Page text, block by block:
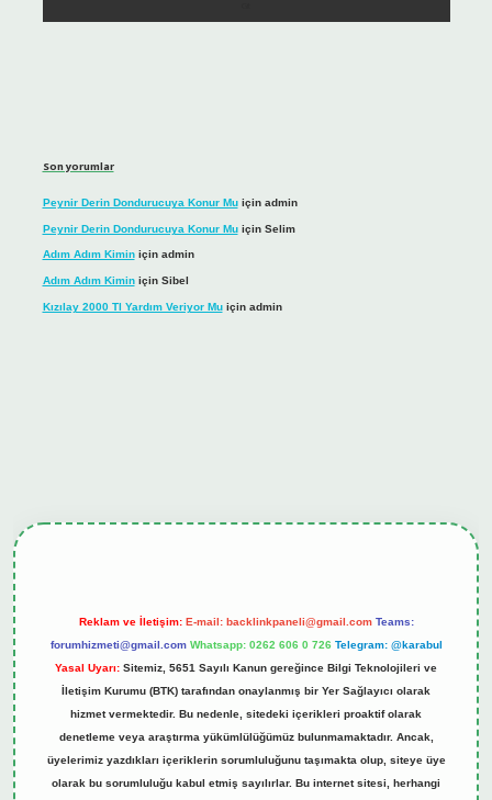
Son yorumlar
Peynir Derin Dondurucuya Konur Muiçin admin
Peynir Derin Dondurucuya Konur Muiçin Selim
Adım Adım Kiminiçin admin
Adım Adım Kiminiçin Sibel
Kızılay 2000 Tl Yardım Veriyor Muiçin admin
Reklam ve İletişim: E-mail: backlinkpaneli@gmail.com Teams:
forumhizmeti@gmail.com Whatsapp: 0262 606 0 726 Telegram: @karabul
Yasal Uyarı: Sitemiz, 5651 Sayılı Kanun gereğince Bilgi Teknolojileri ve
İletişim Kurumu (BTK) tarafından onaylanmış bir Yer Sağlayıcı olarak
hizmet vermektedir. Bu nedenle, sitedeki içerikleri proaktif olarak
denetleme veya araştırma yükümlülüğümüz bulunmamaktadır. Ancak,
üyelerimiz yazdıkları içeriklerin sorumluluğunu taşımakta olup, siteye üye
olarak bu sorumluluğu kabul etmiş sayılırlar. Bu internet sitesi, herhangi